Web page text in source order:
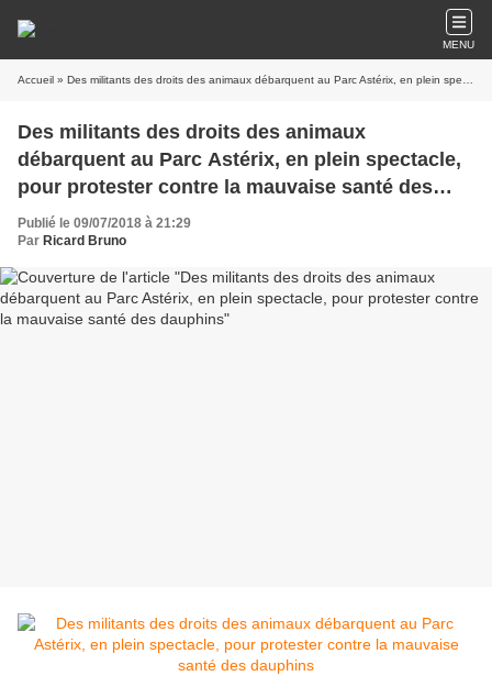
MENU
Accueil » Des militants des droits des animaux débarquent au Parc Astérix, en plein spectacle, pour protester contre la mauvaise santé des dauphins
Des militants des droits des animaux
débarquent au Parc Astérix, en plein spectacle,
pour protester contre la mauvaise santé des
dauphins
Publié le 09/07/2018 à 21:29
Par Ricard Bruno